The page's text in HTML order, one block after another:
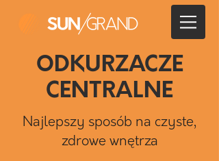
ODKURZACZE
CENTRALNE
Najlepszy sposób na czyste,
zdrowe wnętrza